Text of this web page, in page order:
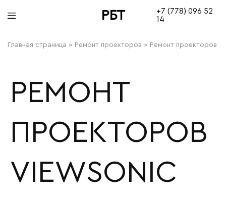
РБТ
+7 (778) 096 52
14
Главная страница » Ремонт проекторов » Ремонт проекторов
РЕМОНТ
ПРОЕКТОРОВ
VIEWSONIC